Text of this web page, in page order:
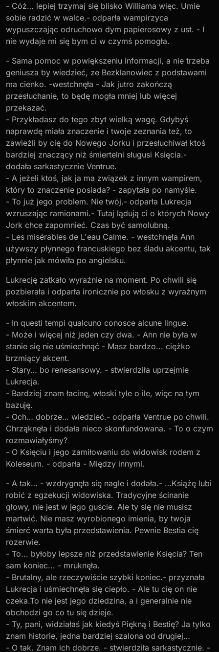
- Cóż… lepiej trzymaj się blisko Williama więc. Umie
sobie radzić w walce.- odparła wampirzyca
wypuszczając odruchowo dym papierosowy z ust. - I
nie wydaje mi się bym ci w czymś pomogła.
- Sama pomoc w powiększeniu informacji, a nie trzeba
geniusza by wiedzieć, ze Bezklanowiec z podstawami
ma cienko. -westchnęła - Jak jutro zakończą
przesłuchanie, to będę mogła mniej lub więcej
przekazać.
- Przykładasz do tego zbyt wielką wagę. Gdybyś
naprawdę miała znaczenie i twoje zeznania też, to
zawieźli by cię do Nowego Jorku i przesłuchiwał ktoś
bardziej znaczący niż śmiertelni sługusi Księcia.-
dodała sarkastycznie Ventrue.
- A jeżeli ktoś, jak ja ma związek z innym wampirem,
który to znaczenie posiada? - zapytała po namyśle.
- To już jego problem. Nie twój.- odparła Lukrecja
wzruszając ramionami.- Tutaj lądują ci o których Nowy
Jork chce zapomnieć. Czas być samolubną.
- Les misérables de L'eau Calme. - westchnęła Ann
używszy płynnego francuskiego bez śladu akcentu, tak
płynnie jak mówiła po angielsku.
Lukrecję zatkało wyraźnie na moment. Po chwili się
pozbierała i odparła ironicznie po włosku z wyraźnym
włoskim akcentem.
- In questi tempi qualcuno conosce alcune lingue.
- Może i więcej niż jeden czy dwa. - Ann nie była w
stanie się nie uśmiechnąć - Masz bardzo... ciężko
brzmiący akcent.
- Stary… bo renesansowy. - stwierdziła uprzejmie
Lukrecja.
- Bardziej znam łacinę, włoski tyle o ile, więc na tym
bazuję.
- Och… dobrze… wiedzieć.- odparła Ventrue po chwili.
Chrząknęła i dodała nieco skonfundowana. - To o czym
rozmawiałyśmy?
- O Księciu i jego zamiłowaniu do widowisk rodem z
Koleseum. - odparła - Między innymi.
- A tak… - wzdrygnęła się nagle i dodała.- …Książę lubi
robić z egzekucji widowiska. Tradycyjne ścinanie
głowy, nie jest w jego guście. Ale ty się nie musisz
martwić. Nie masz wyrobionego imienia, by twoja
śmierć warta była przedstawienia. Pewnie Bestia cię
rozerwie.
- To... byłoby lepsze niż przedstawienie Księcia? Ten
sam koniec... - mruknęła.
- Brutalny, ale rzeczywiście szybki koniec.- przyznała
Lukrecja i uśmiechnęła się ciepło. - Ale tu cię on nie
czeka.To nie jest jego dziedzina, a i generalnie nie
obchodzi go co tu się dzieje.
- Ty, pani, widziałaś jak kiedyś Piękną i Bestię? Ja tylko
znam historie, jedna bardziej szalona od drugiej…
- O tak. Znam ich dobrze. - stwierdziła sarkastycznie. -